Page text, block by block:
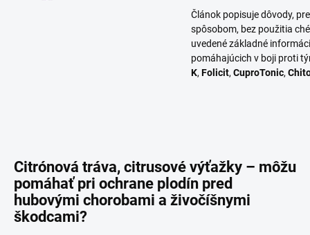
Článok popisuje dôvody,
spôsobom, bez použitia
uvedené základné
pomáhajúcich v boji proti
K, Folicit, CuproTonic,
Citrónová tráva, citrusové výťažky – môžu
pomáhať pri ochrane plodín pred
hubovými chorobami a živočíšnymi
škodcami?